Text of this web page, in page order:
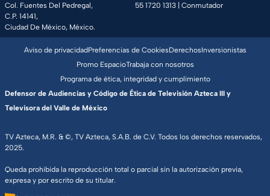
Col. Fuentes Del Pedregal,
C.P. 14141,
Ciudad De México, México.
55 1720 1313 | Conmutador
TV Azteca, M.R. & ©, TV Azteca, S.A.B. de C.V. Todos los derechos reservados,
2025.
Queda prohibida la reproducción total o parcial sin la autorización previa,
expresa y por escrito de su titular.
Aviso de privacidadPreferencias de CookiesDerechosInversionistas
Promo EspacioTrabaja con nosotros
Programa de ética, integridad y cumplimiento
Defensor de Audiencias y Código de Ética de Televisión Azteca III y
Televisora del Valle de México